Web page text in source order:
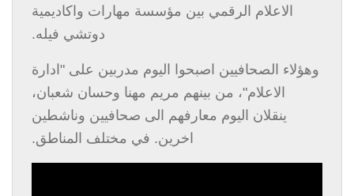
الاعلام الرقمي بين مؤسسة مهارات واكاديمية
دوتشي فيله.
وهؤلاء الصحافيين اصبحوا اليوم مدربين على "ادارة
الاعلام"، من بينهم مريم مهنا وحسان شعبان،
ينقلان اليوم معارفهم الى صحافيين وناشطين
اخرين. في مختلف المناطق.